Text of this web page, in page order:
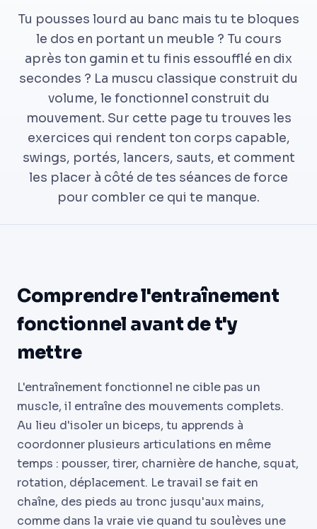
Tu pousses lourd au banc mais tu te bloques
le dos en portant un meuble ? Tu cours
après ton gamin et tu finis essoufflé en dix
secondes ? La muscu classique construit du
volume, le fonctionnel construit du
mouvement. Sur cette page tu trouves les
exercices qui rendent ton corps capable,
swings, portés, lancers, sauts, et comment
les placer à côté de tes séances de force
pour combler ce qui te manque.
Comprendre l'entraînement
fonctionnel avant de t'y
mettre
L'entraînement fonctionnel ne cible pas un
muscle, il entraîne des mouvements complets.
Au lieu d'isoler un biceps, tu apprends à
coordonner plusieurs articulations en même
temps : pousser, tirer, charnière de hanche, squat,
rotation, déplacement. Le travail se fait en
chaîne, des pieds au tronc jusqu'aux mains,
comme dans la vraie vie quand tu soulèves une